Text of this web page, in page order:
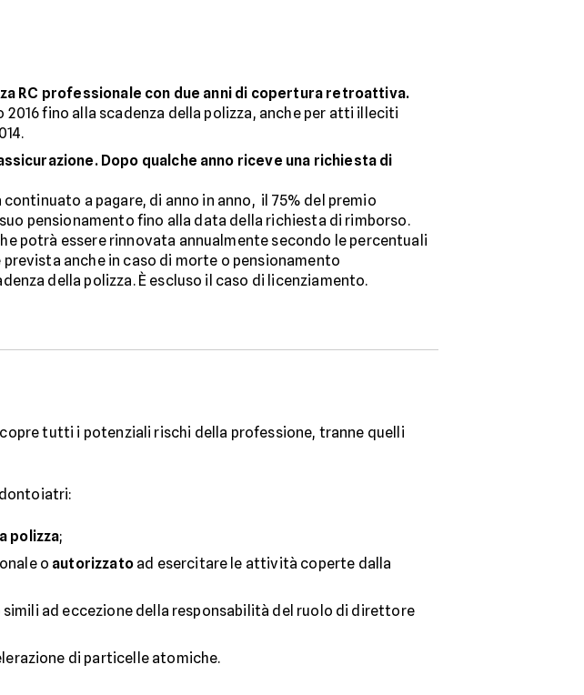
RC professionale con due anni di copertura retroattiva.
fino alla scadenza della polizza, anche per atti illeciti
Dopo qualche anno riceve una richiesta di
a pagare, di anno in anno, il 75% del premio
pensionamento fino alla data della richiesta di rimborso.
potrà essere rinnovata annualmente secondo le percentuali
anche in caso di morte o pensionamento
della polizza. È escluso il caso di licenziamento.
tutti i potenziali rischi della professione, tranne quelli
polizza;
o autorizzatoad esercitare le attività coperte dalla
ad eccezione della responsabilità del ruolo di direttore
di particelle atomiche.